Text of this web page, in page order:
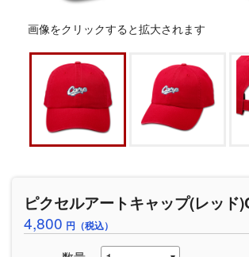
画像をクリックすると拡大されます
ピクセルアートキャップ(レッド
4,800 円（税込）